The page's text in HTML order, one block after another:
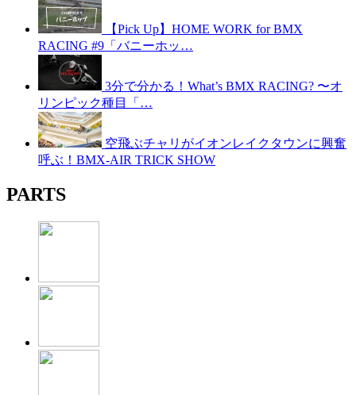
【Pick Up】HOME WORK for BMX
RACING #9「バニーホッ…
3分で分かる！What’s BMX RACING? 〜オ
リンピック種目「…
空飛ぶチャリがイオンレイクタウンに興奮
呼ぶ！BMX-AIR TRICK SHOW
PARTS